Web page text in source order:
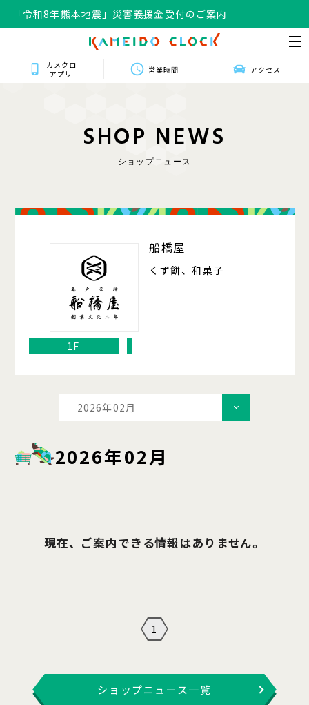
「令和8年熊本地震」災害義援金受付のご案内
カメクロ
アプリ
営業時間 アクセス
SHOP NEWS
ショップニュース
106
船橋屋
くず餅、和菓子
1F
2026年02月
2026年02月
現在、ご案内できる情報はありません。
1
ショップニュース一覧